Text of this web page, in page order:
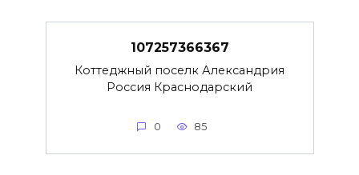
107257366367
Коттеджный поселк Александрия
Россия Краснодарский
0 85